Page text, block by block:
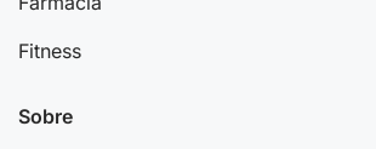
Fitness
Sobre